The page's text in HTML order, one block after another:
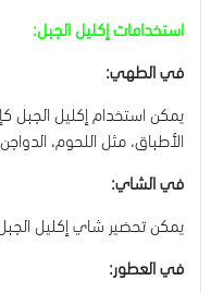
استخدامات إكليل الجبل:
في الطهي:
يمكن استخدام إكليل
الأطباق، مثل اللحوم،
في الشاي:
يمكن تحضير شاي إكليل
في العطور: